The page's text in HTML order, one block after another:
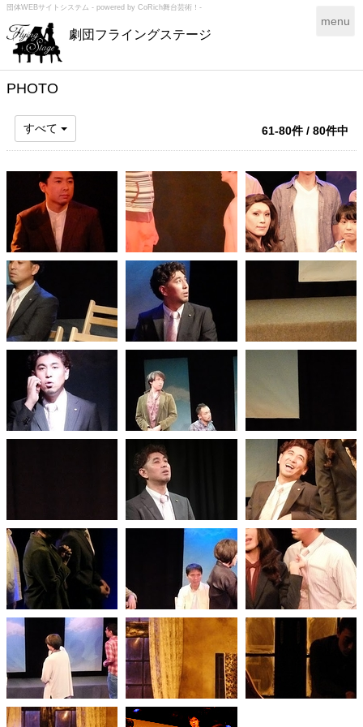
団体WEBサイトシステム - powered by CoRich舞台芸術！-
劇団フライングステージ
T
g
a
v
g
a
t
i
o
n
menu
PHOTO
すべて 61-80件 / 80件中